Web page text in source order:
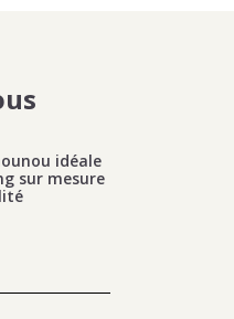
idéale
sur mesure